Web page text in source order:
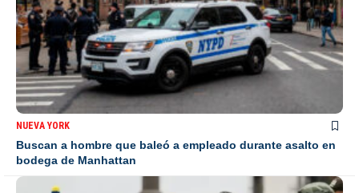
NUEVA YORK
Buscan a hombre que baleó a empleado durante asalto en
bodega de Manhattan